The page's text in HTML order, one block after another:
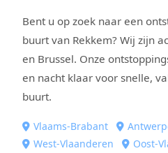
Bent u op zoek naar een
buurt van Rekkem? Wij zijn
en Brussel. Onze
en nacht klaar voor snelle,
buurt.
Vlaams-Brabant
West-Vlaanderen
Oost-